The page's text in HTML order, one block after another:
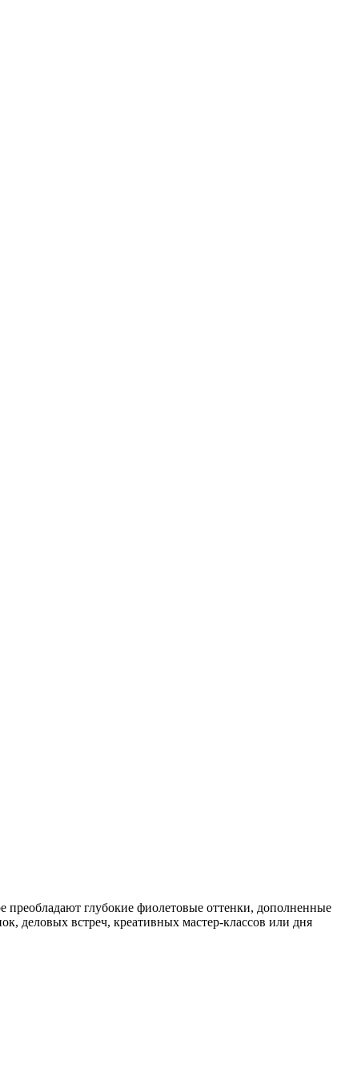
глубокие фиолетовые оттенки, дополненные
деловых встреч, креативных мастер-классов или дня